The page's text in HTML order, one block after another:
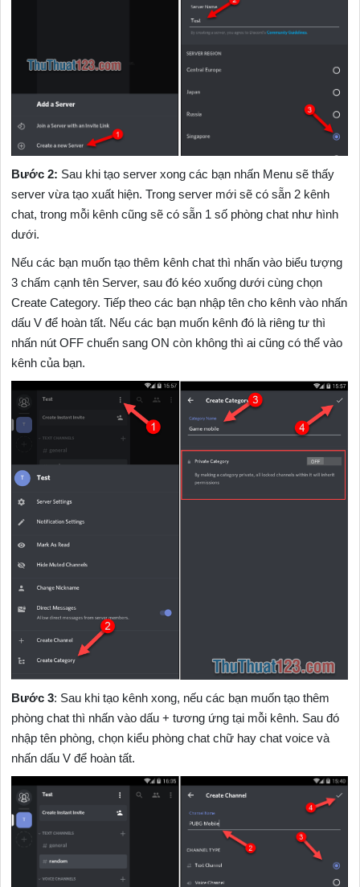
Bước 2: Sau khi tạo server xong các bạn nhấn Menu sẽ thấy
server vừa tạo xuất hiện. Trong server mới sẽ có sẵn 2 kênh
chat, trong mỗi kênh cũng sẽ có sẵn 1 số phòng chat như hình
dưới.
Nếu các bạn muốn tạo thêm kênh chat thì nhấn vào biểu tượng
3 chấm cạnh tên Server, sau đó kéo xuống dưới cùng chọn
Create Category. Tiếp theo các bạn nhập tên cho kênh vào nhấn
dấu V để hoàn tất. Nếu các bạn muốn kênh đó là riêng tư thì
nhấn nút OFF chuển sang ON còn không thì ai cũng có thể vào
kênh của bạn.
Bước 3: Sau khi tạo kênh xong, nếu các bạn muốn tạo thêm
phòng chat thì nhấn vào dấu + tương ứng tại mỗi kênh. Sau đó
nhập tên phòng, chọn kiểu phòng chat chữ hay chat voice và
nhấn dấu V để hoàn tất.